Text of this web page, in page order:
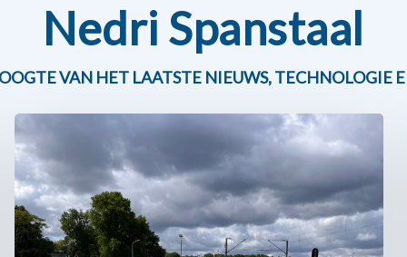
Nedri Spanstaal
VAN HET LAATSTE NIEUWS, TECHNOLOGIE
Van
staalstreng
tot
brugdek:
Nedri
Spanstaal